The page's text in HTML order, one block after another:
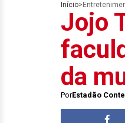
Início>
Jojo
da
PorEstadão